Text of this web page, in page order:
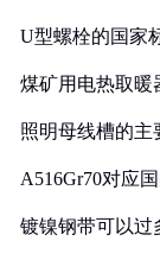
U型螺栓的国家
煤矿用电热取暖
照明母线槽的主
A516Gr70对应
镀镍钢带可以过